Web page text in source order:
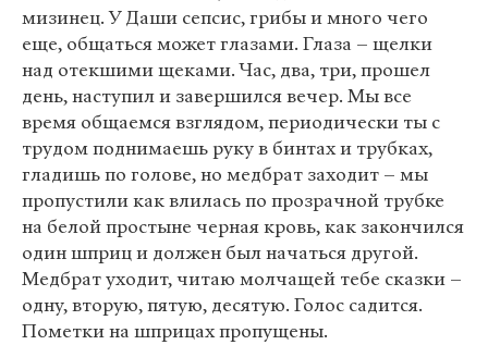
мизинец. У Даши сепсис, грибы и много чего
еще, общаться может глазами. Глаза – щелки
над отекшими щеками. Час, два, три, прошел
день, наступил и завершился вечер. Мы все
время общаемся взглядом, периодически ты с
трудом поднимаешь руку в бинтах и трубках,
гладишь по голове, но медбрат заходит – мы
пропустили как влилась по прозрачной трубке
на белой простыне черная кровь, как закончился
один шприц и должен был начаться другой.
Медбрат уходит, читаю молчащей тебе сказки –
одну, вторую, пятую, десятую. Голос садится.
Пометки на шприцах пропущены.